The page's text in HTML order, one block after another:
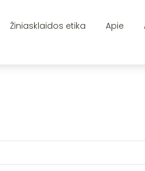
Žiniasklaidos etika Apie